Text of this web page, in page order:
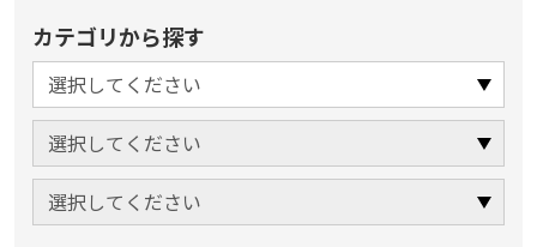
カテゴリから探す